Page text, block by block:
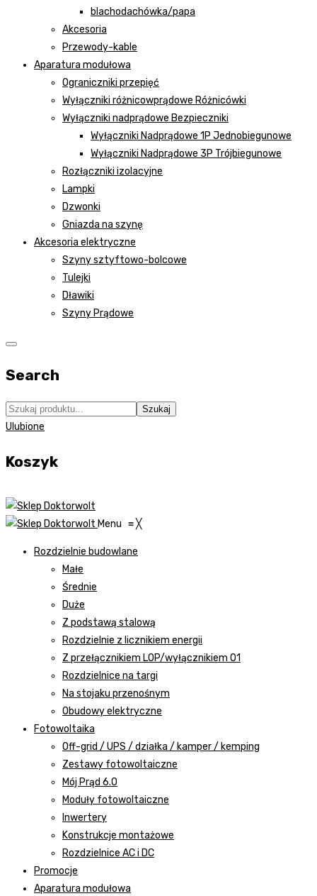
blachodachówka/papa
Akcesoria
Przewody-kable
Aparatura modułowa
Ograniczniki przepięć
Wyłączniki różnicowprądowe Różnicówki
Wyłączniki nadprądowe Bezpieczniki
Wyłączniki Nadprądowe 1P Jednobiegunowe
Wyłączniki Nadprądowe 3P Trójbiegunowe
Rozłączniki izolacyjne
Lampki
Dzwonki
Gniazda na szynę
Akcesoria elektryczne
Szyny sztyftowo-bolcowe
Tulejki
Dławiki
Szyny Prądowe
Search
Szukaj
Ulubione
Koszyk
Menu ≡╳
Rozdzielnie budowlane
Małe
Średnie
Duże
Z podstawą stalową
Rozdzielnie z licznikiem energii
Z przełącznikiem LOP/wyłącznikiem 01
Rozdzielnice na targi
Na stojaku przenośnym
Obudowy elektryczne
Fotowoltaika
Off-grid / UPS / działka / kamper / kemping
Zestawy fotowoltaiczne
Mój Prąd 6.0
Moduły fotowoltaiczne
Inwertery
Konstrukcje montażowe
Rozdzielnice AC i DC
Promocje
Aparatura modułowa